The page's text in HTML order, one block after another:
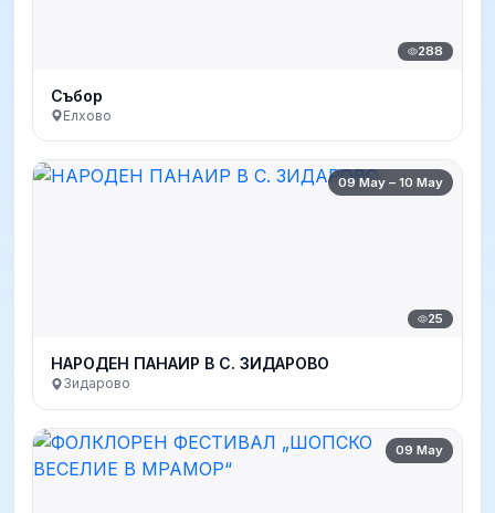
288
Събор
Елхово
09 May – 10 May
25
НАРОДEН ПАНАИР В С. ЗИДАРОВО
Зидарово
09 May